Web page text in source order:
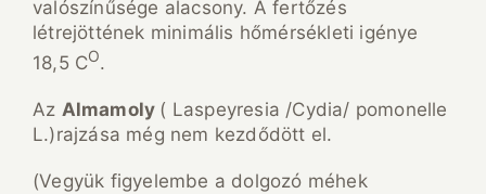
valószínűsége alacsony. A fertőzés
létrejöttének minimális hőmérsékleti igénye
18,5 CO.
Az Almamoly ( Laspeyresia /Cydia/ pomonelle
L.)rajzása még nem kezdődött el.
(Vegyük figyelembe a dolgozó méhek